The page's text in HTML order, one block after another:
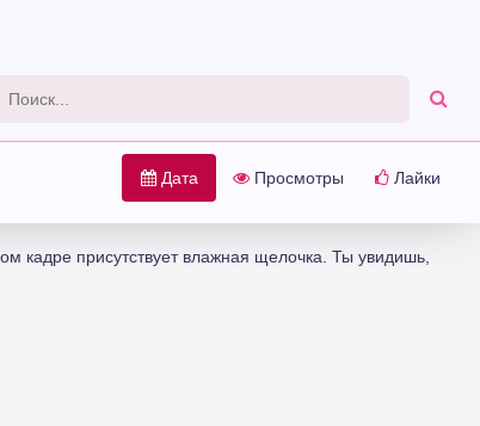
Дата Просмотры Лайки
кадре присутствует влажная щелочка. Ты увидишь,